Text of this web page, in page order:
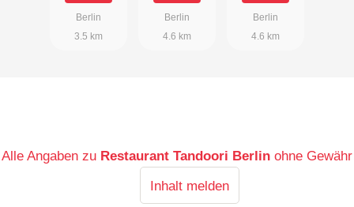
Berlin
3.5 km
Berlin
4.6 km
Berlin
4.6 km
Alle Angaben zu Restaurant Tandoori Berlin ohne Gewähr
Inhalt melden